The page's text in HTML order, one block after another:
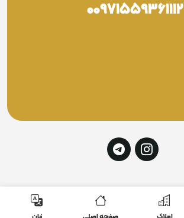
00971559361112